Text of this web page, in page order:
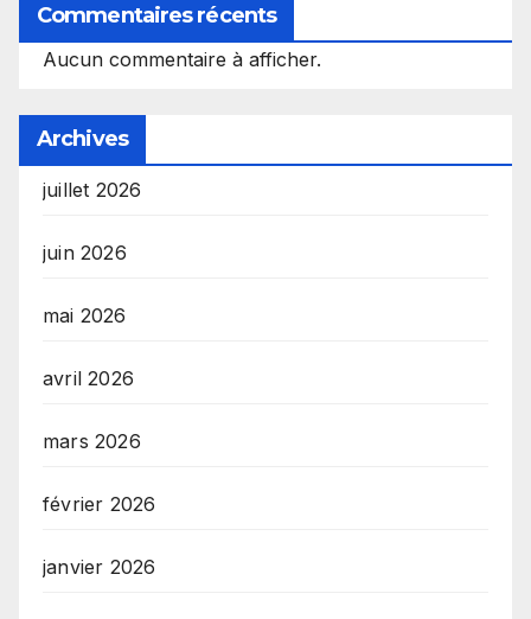
Commentaires récents
Aucun commentaire à afficher.
Archives
juillet 2026
juin 2026
mai 2026
avril 2026
mars 2026
février 2026
janvier 2026